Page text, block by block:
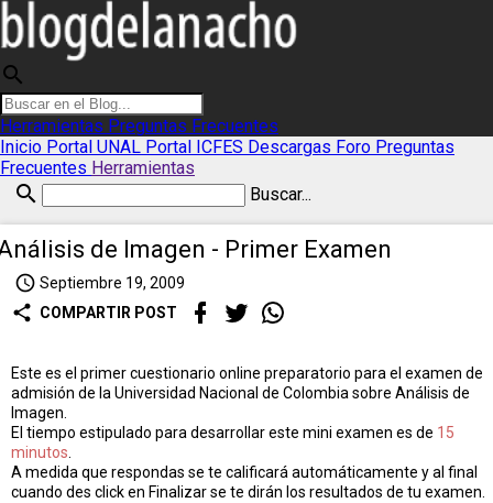
search
Herramientas Preguntas Frecuentes
Inicio Portal UNAL Portal ICFES Descargas Foro Preguntas
Frecuentes Herramientas
search Buscar...
de Imagen - Primer Examen
access_time Septiembre 19, 2009
share COMPARTIR POST
Este es el primer cuestionario online preparatorio para el examen de
admisión de la Universidad Nacional de Colombia sobre Análisis de
Imagen.
El tiempo estipulado para desarrollar este mini examen es de 15
minutos
A medida que respondas se te calificará automáticamente y al final
cuando des click en Finalizar se te dirán los resultados de tu examen.